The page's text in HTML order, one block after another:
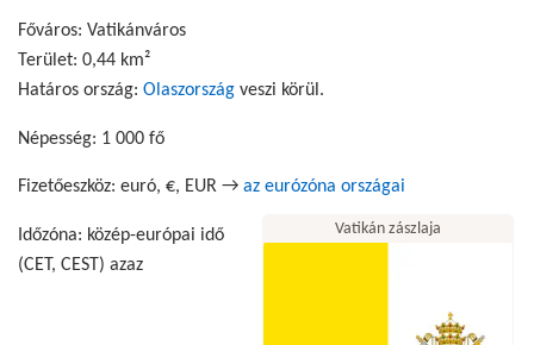
Főváros: Vatikánváros
Terület: 0,44 km²
Határos ország: Olaszország veszi körül.
Népesség: 1 000 fő
Fizetőeszköz: euró, €, EUR → az eurózóna országai
Vatikán zászlaja
Időzóna: közép-európai idő
(CET, CEST) azaz